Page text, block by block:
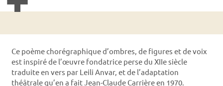
Ce poème chorégraphique d’ombres, de figures et de voix
est inspiré de l’œuvre fondatrice perse du XIIe siècle
traduite en vers par Leili Anvar, et de l’adaptation
théâtrale qu’en a fait Jean-Claude Carrière en 1970.